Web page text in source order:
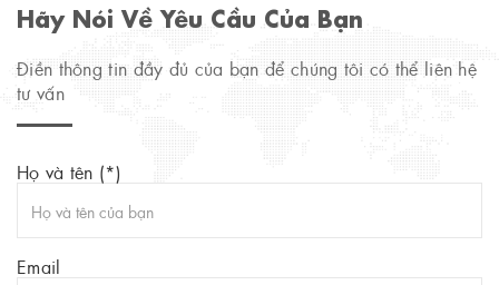
Hãy Nói Về Yêu Cầu Của Bạn
Điền thông tin đầy đủ của bạn để chúng tôi có thể liên hệ
tư vấn
Họ và tên (*)
Email